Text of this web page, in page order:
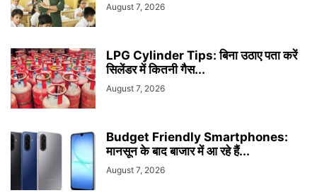
August 7, 2026
LPG Cylinder Tips: बिना उठाए पता करें
सिलेंडर में कितनी गैस...
August 7, 2026
Budget Friendly Smartphones:
मानसून के बाद बाजार में आ रहे हैं...
August 7, 2026